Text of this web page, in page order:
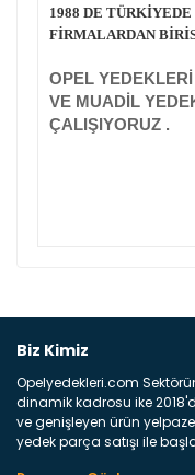
1988 DE
FİRMALARDAN
OPEL
VE MUADİL
ÇALIŞIYORUZ .
Biz Kimiz
Opelyedekleri.com
dinamik kadrosu ike
ve genişleyen ürün
yedek parça satışı ile